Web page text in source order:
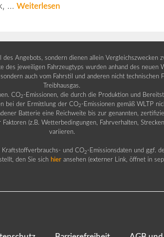
… Weiterlesen
Angebots, sondern dienen allein
jeweiligen Fahrzeugtyps wurden anhand des
auch vom Fahrstil und anderen nicht technischen
Treibhausgas.
CO2 -Emissionen, die durch die Produktion und
bei der Ermittlung der CO2 -Emissionen gemäß WLTP
Batterie eine Reichweite bis zur genannten,
(z.B. Wetterbedingungen, Fahrverhalten,
variieren.
und CO2 -Emissionsdaten und ggf.
den Sie sich hier ansehen (externer Link, öffnet in